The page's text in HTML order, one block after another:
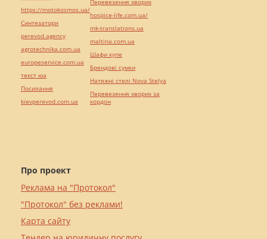
Про проект
Реклама на "Протокол"
"Протокол" без реклами!
Карта сайту
https://motokosmos.ua/
Синтезатори
perevod.agency
agrotechnika.com.ua
europeservice.com.ua
текст юа
Посилання
kievperevod.com.ua
Перевезення хворих
hospice-life.com.ua/
mk-translations.ua
maltina.com.ua
Шафи купе
Брендові сумки
Натяжні стелі Nova Stelya
Перевезення хворих за
кордон